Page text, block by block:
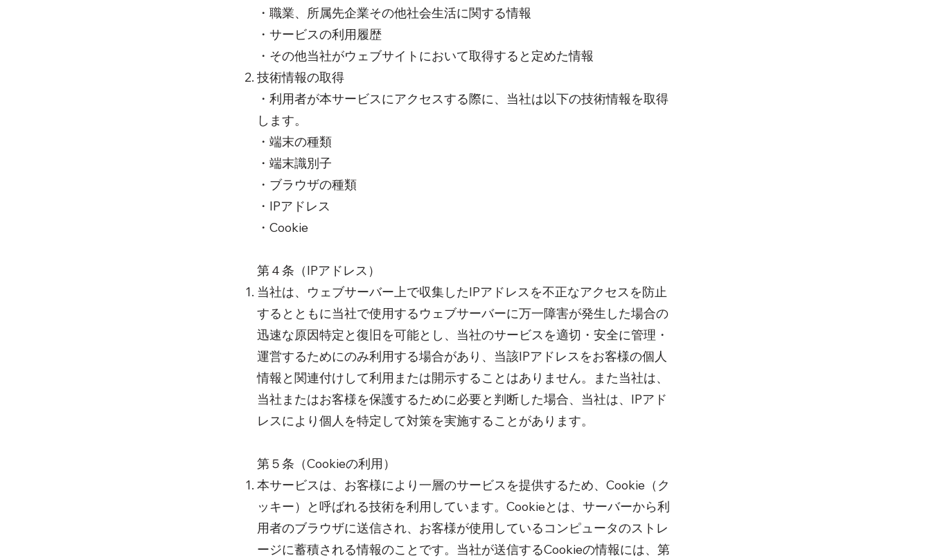
・職業、所属先企業その他社会生活に関する情報
・サービスの利用履歴
・その他当社がウェブサイトにおいて取得すると定めた情報
技術情報の取得
・利用者が本サービスにアクセスする際に、当社は以下の技術情報を取得
します。
・端末の種類
・端末識別子
・ブラウザの種類
・IPアドレス
・Cookie
第４条（IPアドレス）
当社は、ウェブサーバー上で収集したIPアドレスを不正なアクセスを防止
するとともに当社で使用するウェブサーバーに万一障害が発生した場合の
迅速な原因特定と復旧を可能とし、当社のサービスを適切・安全に管理・
運営するためにのみ利用する場合があり、当該IPアドレスをお客様の個人
情報と関連付けして利用または開示することはありません。また当社は、
当社またはお客様を保護するために必要と判断した場合、当社は、IPアド
レスにより個人を特定して対策を実施することがあります。
第５条（Cookieの利用）
本サービスは、お客様により一層のサービスを提供するため、Cookie（ク
ッキー）と呼ばれる技術を利用しています。Cookieとは、サーバーから利
用者のブラウザに送信され、お客様が使用しているコンピュータのストレ
ージに蓄積される情報のことです。当社が送信するCookieの情報には、第